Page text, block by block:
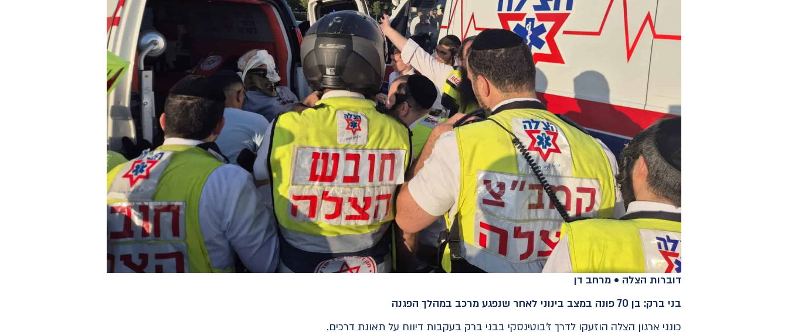
דוברות הצלה • מרחב דן
בני ברק: בן 70 פונה במצב בינוני לאחר שנפגע מרכב במהלך הפגנה
כונני ארגון הצלה הוזעקו לדרך ז'בוטינסקי בבני ברק בעקבות דיווח על תאונת דרכים.